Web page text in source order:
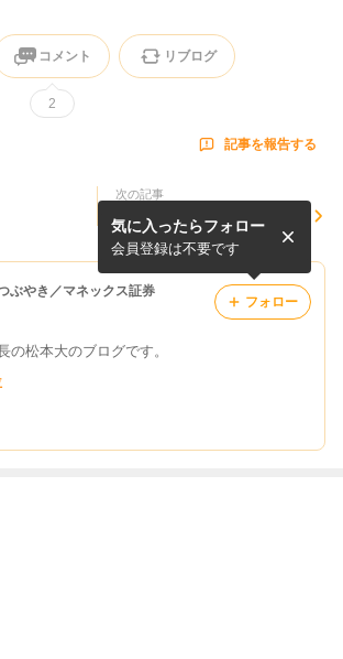
コメント
2
リブログ
記事を報告する
次の記事
ぶやき／マネックス証券
の松本大のブログです。
気に入ったらフォロー
会員登録は不要です
フォロー